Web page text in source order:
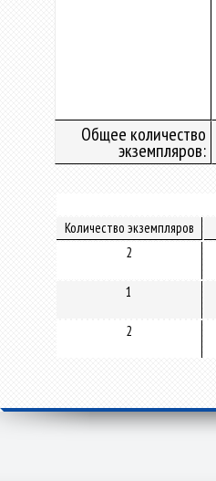
Общее количество
экземпляров:
Количество экземпляров
2
1
2